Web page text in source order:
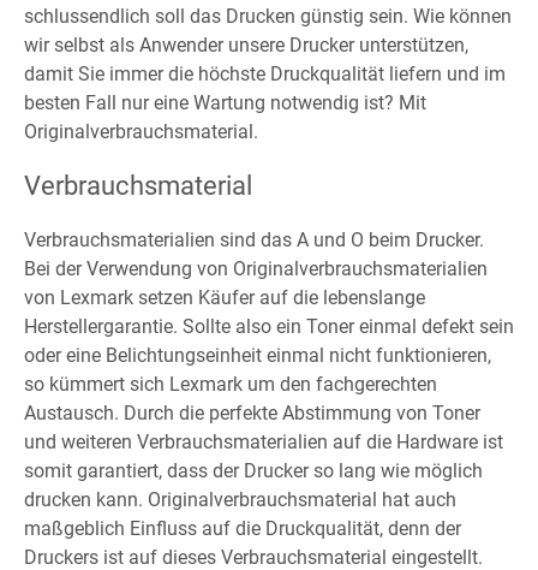
schlussendlich soll das Drucken günstig sein. Wie können
wir selbst als Anwender unsere Drucker unterstützen,
damit Sie immer die höchste Druckqualität liefern und im
besten Fall nur eine Wartung notwendig ist? Mit
Originalverbrauchsmaterial.
Verbrauchsmaterial
Verbrauchsmaterialien sind das A und O beim Drucker.
Bei der Verwendung von Originalverbrauchsmaterialien
von Lexmark setzen Käufer auf die lebenslange
Herstellergarantie. Sollte also ein Toner einmal defekt sein
oder eine Belichtungseinheit einmal nicht funktionieren,
so kümmert sich Lexmark um den fachgerechten
Austausch. Durch die perfekte Abstimmung von Toner
und weiteren Verbrauchsmaterialien auf die Hardware ist
somit garantiert, dass der Drucker so lang wie möglich
drucken kann. Originalverbrauchsmaterial hat auch
maßgeblich Einfluss auf die Druckqualität, denn der
Druckers ist auf dieses Verbrauchsmaterial eingestellt.